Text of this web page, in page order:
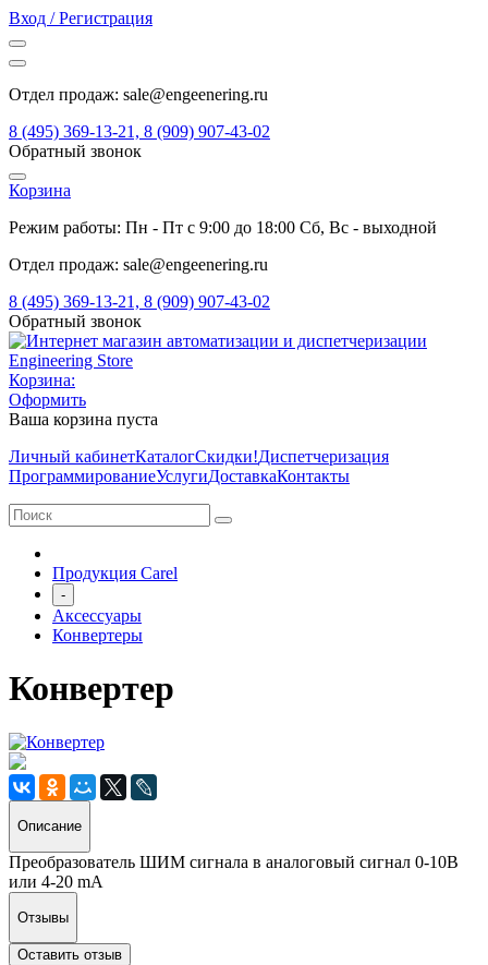
Вход / Регистрация
Отдел продаж: sale@engeenering.ru
8 (495) 369-13-21, 8 (909) 907-43-02
Обратный звонок
Корзина
Режим работы: Пн - Пт с 9:00 до 18:00 Сб, Вс - выходной
Отдел продаж: sale@engeenering.ru
8 (495) 369-13-21, 8 (909) 907-43-02
Обратный звонок
Корзина:
Оформить
Ваша корзина пуста
Личный кабинетКаталогСкидки!Диспетчеризация
ПрограммированиеУслугиДоставкаКонтакты
Продукция Carel
-
Аксессуары
Конвертеры
Конвертер
Описание
Преобразователь ШИМ сигнала в аналоговый сигнал 0-10В
или 4-20 mA
Отзывы
Оставить отзыв